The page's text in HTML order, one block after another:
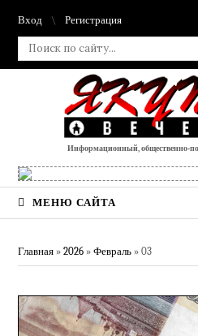
Вход Регистрация
Информационный, общественно-
МЕНЮ САЙТА
Главная »2026 » Февраль » 03